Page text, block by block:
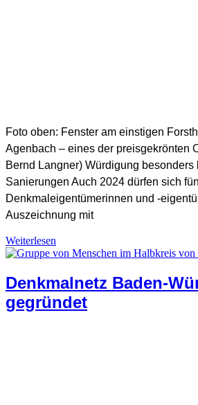
Baukultur,Denkmalschutzpreis,Preisträger
Foto oben: Fenster am einstigen
Agenbach – eines der preisgekrönten
Bernd Langner) Würdigung besonders
Sanierungen Auch 2024 dürfen sich
Denkmaleigentümerinnen und -
Auszeichnung mit
Weiterlesen
Denkmalnetz Baden-
gegründet